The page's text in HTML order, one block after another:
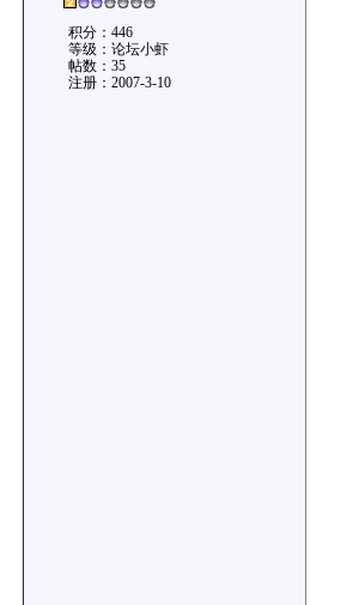
积分：446
等级：论坛小虾
帖数：35
注册：2007-3-10